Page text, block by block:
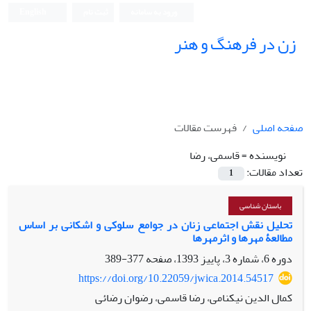
زن در فرهنگ و هنر
صفحه اصلی
فهرست مقالات
نویسنده =قاسمی، رضا
تعداد مقالات:
1
باستان شناسی
تحلیل نقش اجتماعی زنان در جوامع سلوکی و اشکانی بر اساس
مطالعۀ مهرها و اثرمهرها
دوره 6، شماره 3، پاییز 1393، صفحه
377-389
https://doi.org/10.22059/jwica.2014.54517
کمال الدین نیکنامی، رضا قاسمی، رضوان رضائی